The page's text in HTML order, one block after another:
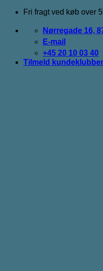
Fortsæt
indhold
Fri fragt ved køb over
Nørregade 16,
E-mail
+45 20 10 03 40
Tilmeld